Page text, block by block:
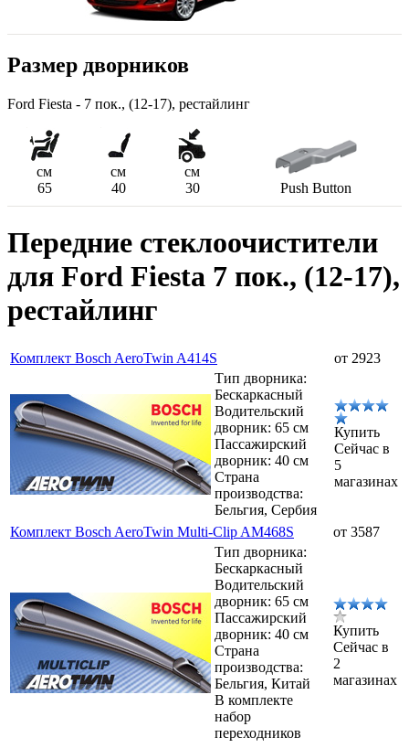
Размер дворников
Ford Fiesta - 7 пок., (12-17), рестайлинг
см см
см
65
40 30 Push Button
Передние стеклоочистители
для Ford Fiesta 7 пок., (12-17),
рестайлинг
Комплект Bosch AeroTwin A414S
от 2923
Тип дворника:
Бескаркасный
Водительский
дворник: 65 см
Пассажирский
дворник: 40 см
Страна
производства:
Бельгия, Сербия
Купить
Сейчас в
5
магазинах
Комплект Bosch AeroTwin Multi-Clip AM468S
от 3587
Тип дворника:
Бескаркасный
Водительский
дворник: 65 см
Пассажирский
дворник: 40 см
Страна
производства:
Бельгия, Китай
В комплекте
набор
переходников
Купить
Сейчас в
2
магазинах